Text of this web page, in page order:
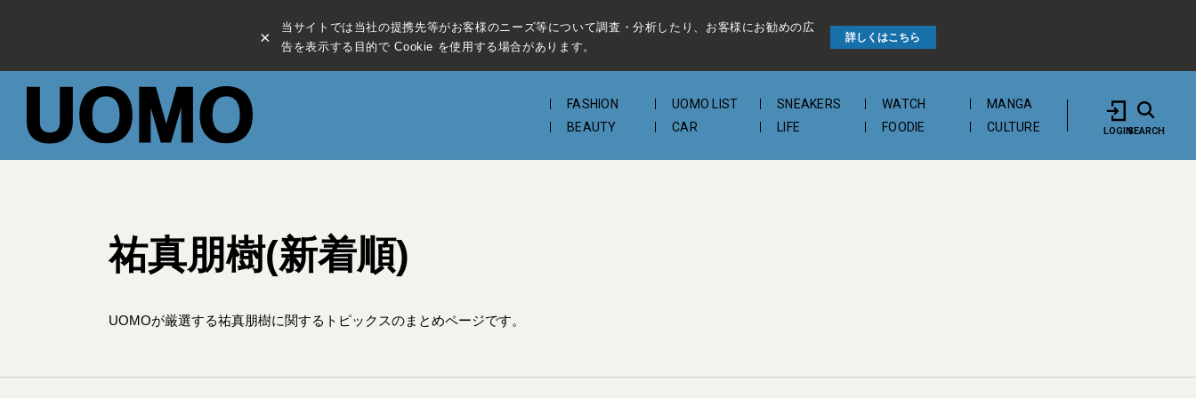
×
当サイトでは当社の提携先等がお客様のニーズ等について調査・分析したり、お客様にお勧めの広
告を表示する目的で Cookie を使用する場合があります。
詳しくはこちら
FASHION UOMO LIST SNEAKERS WATCH
MANGA
BEAUTY
CAR LIFE FOODIE CULTURE LOGINSEARCH
祐真朋樹(新着順)
UOMOが厳選する祐真朋樹に関するトピックスのまとめページです。